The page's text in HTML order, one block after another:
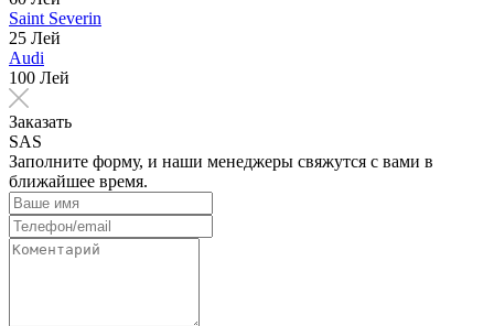
Saint Severin
25 Лей
Audi
100 Лей
Заказать
SAS
Заполните форму, и наши менеджеры свяжутся с вами в
ближайшее время.